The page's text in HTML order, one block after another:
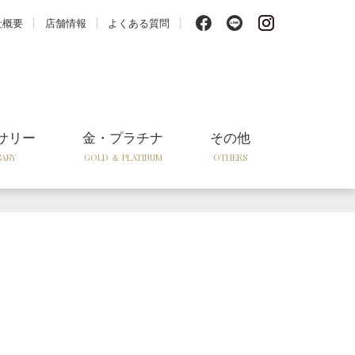
リー 金・プラチナ
GOLD ＆ PLATINUM
その他
OTHERS
概要 店舗情報 よくある質問 f l i